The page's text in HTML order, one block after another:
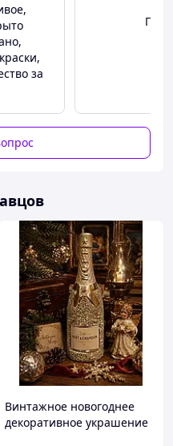
за
Винтажное новогоднее
декоративное украшение